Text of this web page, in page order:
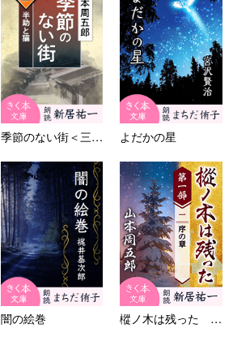
季節のない街＜三＞半助と猫 よだかの星
闇の絵巻 樅ノ木は残った 第一部 ＜一...